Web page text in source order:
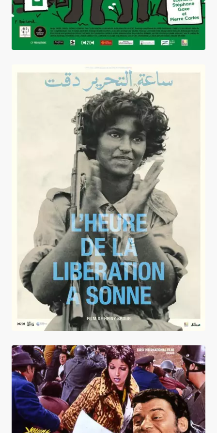
L'Heure de la libération a sonné